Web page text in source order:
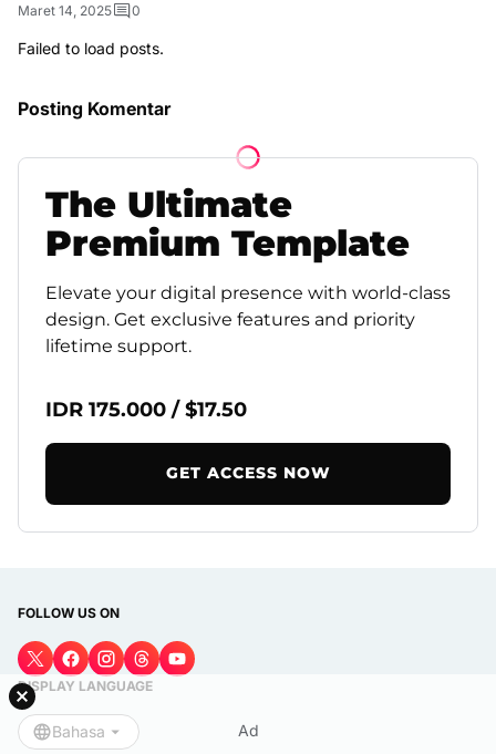
Maret 14, 2025 0
Failed to load posts.
Posting Komentar
The Ultimate
Premium Template
Elevate your digital presence with world-class
design. Get exclusive features and priority
lifetime support.
IDR 175.000 / $17.50
GET ACCESS NOW
Ad
FOLLOW US ON
DISPLAY LANGUAGE
Bahasa